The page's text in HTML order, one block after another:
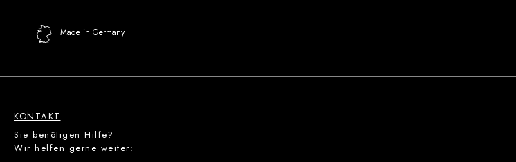
Made in Germany
KONTAKT
Sie benötigen Hilfe?
Wir helfen gerne weiter: